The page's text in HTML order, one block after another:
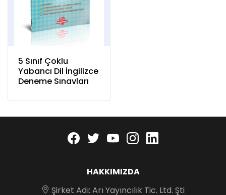
5 Sınıf Çoklu
Yabancı Dil İngilizce
Deneme Sınavları
Facebook
twitteryoutubeinstagram
HAKKIMIZDA
Şirket Adı: Arı Yayıncılık Tic. Ltd. Şti